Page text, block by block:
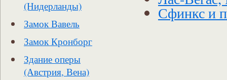
(Нидерланды)
Замок Вавель
Замок Кронборг
Здание оперы
(Австрия, Вена)
Сфинкс и